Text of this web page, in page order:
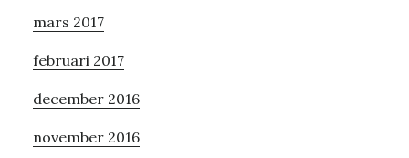
mars 2017
februari 2017
december 2016
november 2016